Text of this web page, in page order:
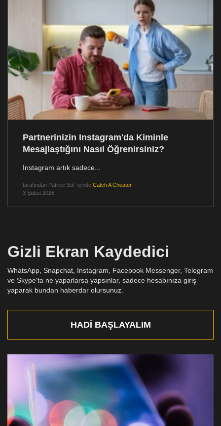
Partnerinizin Instagram'da Kiminle
Mesajlaştığını Nasıl Öğrenirsiniz?
Instagram artık sadece...
tarafından Patrice Sol içinde Catch A Cheater
3 Şubat 2026
Gizli Ekran Kaydedici
WhatsApp, Snapchat, Instagram, Facebook Messenger, Telegram
ve Skype'ta ne yaparlarsa yapsınlar, sadece hesabınıza giriş
yaparak bundan haberdar olursunuz.
HADI BAŞLAYALIM